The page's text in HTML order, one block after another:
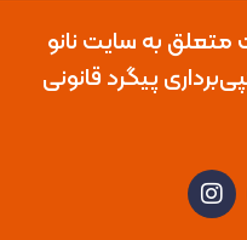
به سایت نانو
پیگرد قانونی
I
n
s